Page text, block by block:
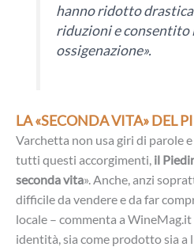
hanno ridotto
riduzioni e consentito
ossigenazione».
LA «SECONDA VITA» DEL
Varchetta non usa giri di parole
tutti questi accorgimenti, il
seconda vita». Anche, anzi
difficile da vendere e da far
locale – commenta a
identità, sia come prodotto sia a